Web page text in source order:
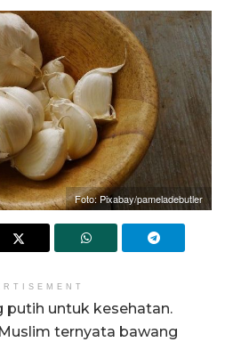
Foto: Pixabay/pameladebutler
putih untuk kesehatan.
ternyata bawang